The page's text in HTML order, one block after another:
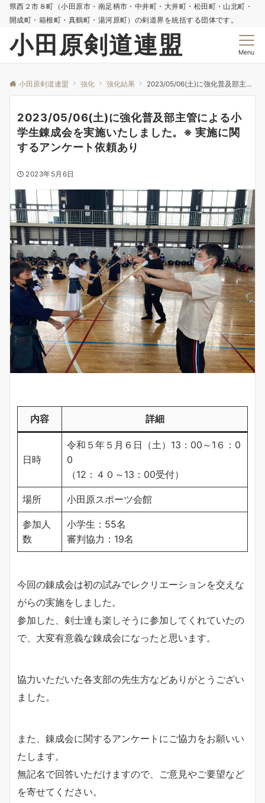
県西２市８町（小田原市・南足柄市・中井町・大井町・松田町・山北町・
開成町・箱根町・真鶴町・湯河原町）の剣道界を統括する団体です。
小田原剣道連盟 Menu
小田原剣道連盟 強化 強化結果 2023/05/06(土)に強化普及部主管による小学生錬成会を実施いたしました。※ 実施に関するアンケート依頼あり
2023/05/06(土)に強化普及部主管による小
学生錬成会を実施いたしました。※ 実施に関
するアンケート依頼あり
2023年5月6日
内容 詳細
日時
令和５年５月６日（土）13：00～1６：0
0
（12：４０～13：00受付）
場所 小田原スポーツ会館
参加人
数
小学生：55名
審判協力：19名
今回の錬成会は初の試みでレクリエーションを交えな
がらの実施をしました。
参加した、剣士達も楽しそうに参加してくれていたの
で、大変有意義な錬成会になったと思います。
協力いただいた各支部の先生方などありがとうござい
ました。
また、錬成会に関するアンケートにご協力をお願いい
たします。
無記名で回答いただけますので、ご意見やご要望など
を寄せてください。